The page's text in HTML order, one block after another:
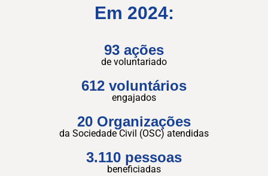
Em 2024:
93 ações
de voluntariado
612 voluntários
engajados
20 Organizações
da Sociedade Civil (OSC) atendidas
3.110 pessoas
beneficiadas